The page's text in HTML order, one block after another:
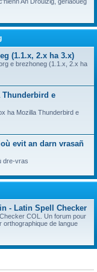
(1.1.x, 2.x ha 3.x)
e brezhoneg (1.1.x, 2.x ha
e
ha Mozilla Thunderbird e
evit an darn vrasañ
dre-vras
- Latin Spell Checker
COL. Un forum pour
de langue